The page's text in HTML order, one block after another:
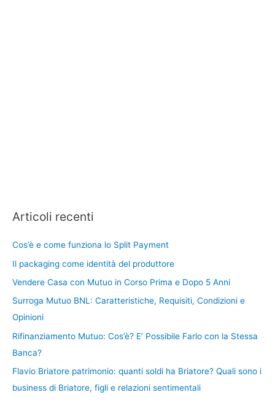
Articoli recenti
Cos’è e come funziona lo Split Payment
Il packaging come identità del produttore
Vendere Casa con Mutuo in Corso Prima e Dopo 5 Anni
Surroga Mutuo BNL: Caratteristiche, Requisiti, Condizioni e
Opinioni
Rifinanziamento Mutuo: Cos’è? E’ Possibile Farlo con la Stessa
Banca?
Flavio Briatore patrimonio: quanti soldi ha Briatore? Quali sono i
business di Briatore, figli e relazioni sentimentali